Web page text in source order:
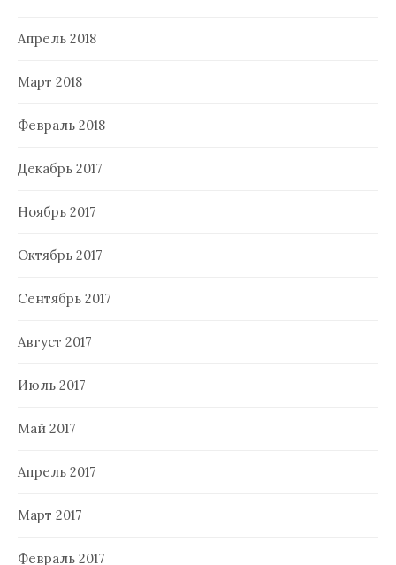
Апрель 2018
Март 2018
Февраль 2018
Декабрь 2017
Ноябрь 2017
Октябрь 2017
Сентябрь 2017
Август 2017
Июль 2017
Май 2017
Апрель 2017
Март 2017
Февраль 2017